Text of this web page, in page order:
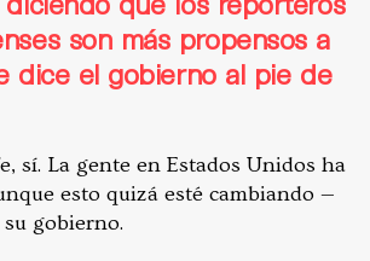
son más propensos a
dice el gobierno al pie de
sí. La gente en Estados Unidos ha
esto quizá esté cambiando —
gobierno.